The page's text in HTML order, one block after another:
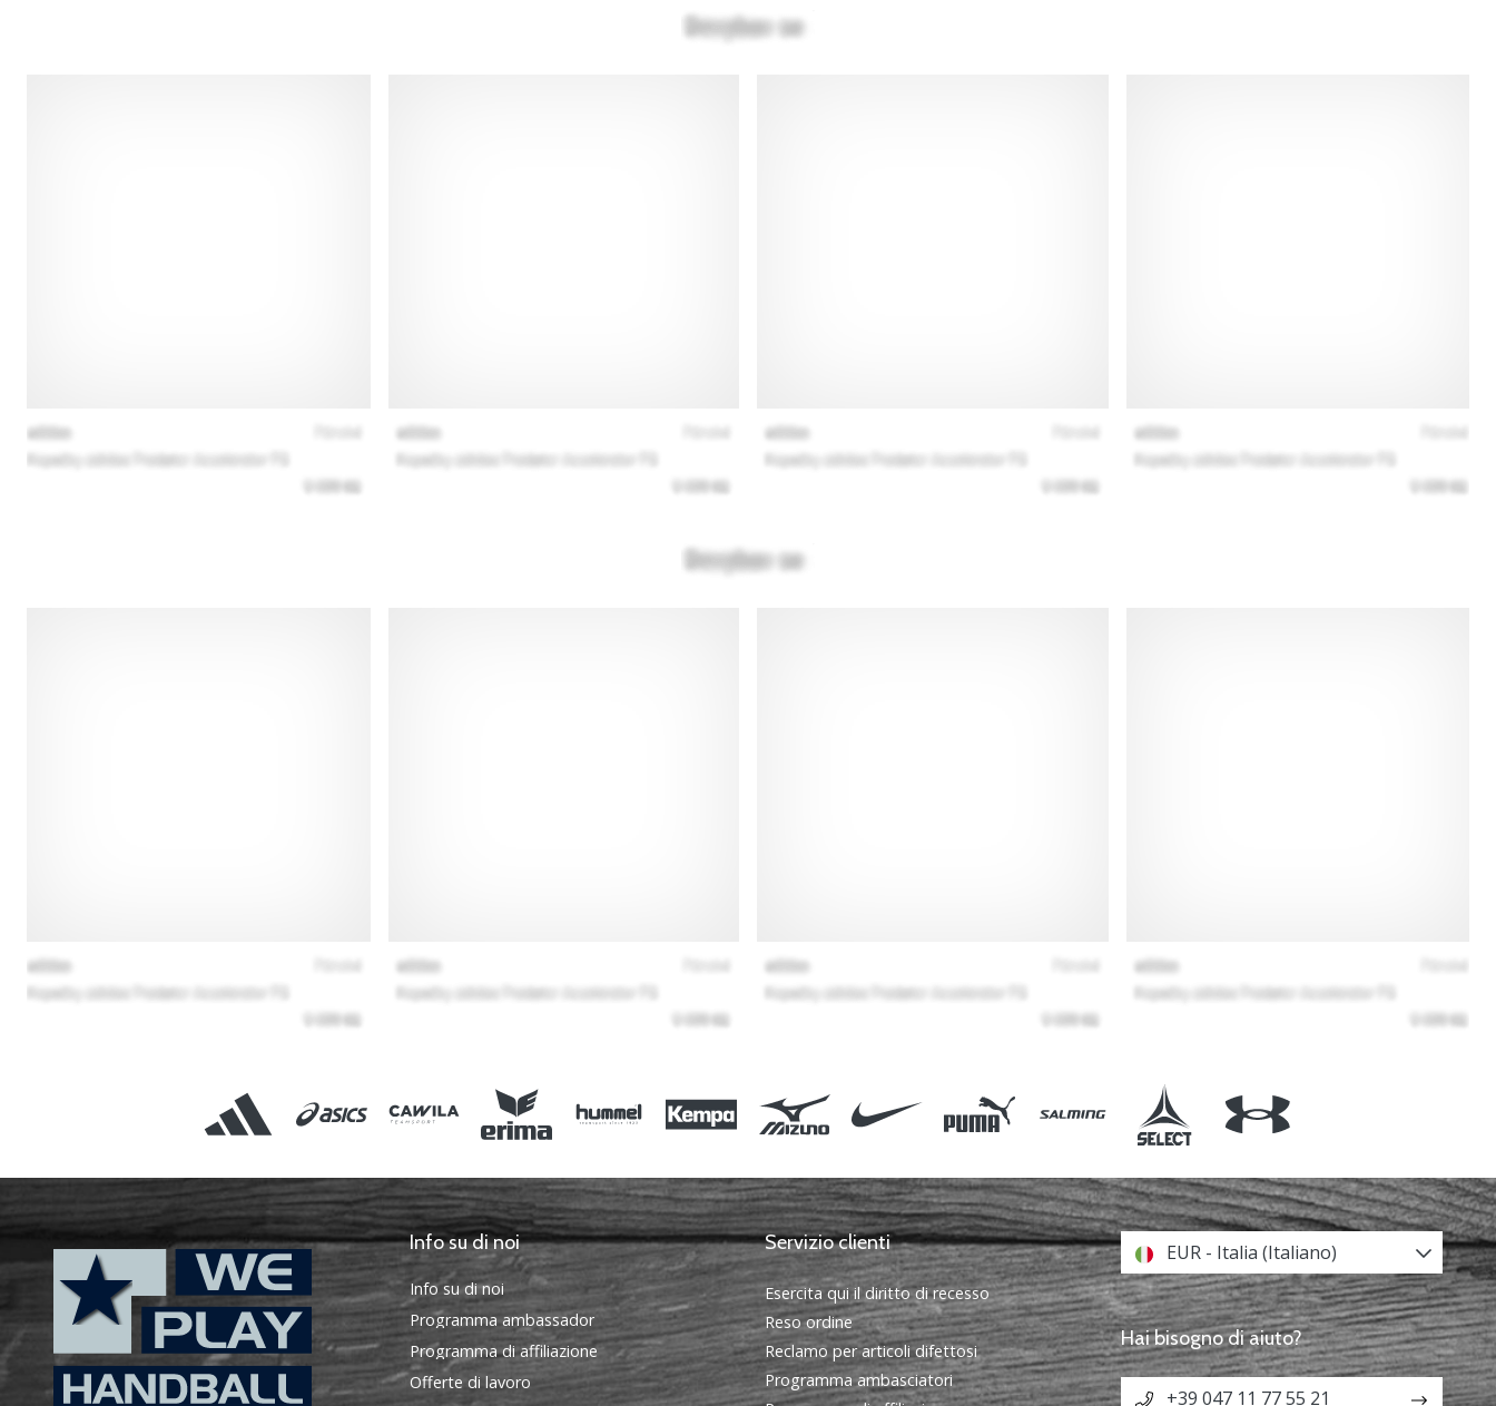
Info su di noi
Info su di noi
Programma ambassador
Programma di affiliazione
Offerte di lavoro
Servizio clienti
Esercita qui il diritto di recesso
Reso ordine
Reclamo per articoli difettosi
Programma ambasciatori
EUR - Italia (Italiano)
Hai bisogno di aiuto?
+39 047 11 77 55 21